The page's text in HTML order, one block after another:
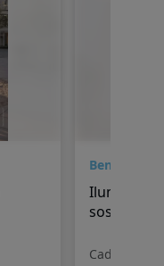
Benito
sostenible
Caduca el